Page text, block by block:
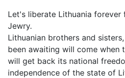
Let's liberate Lithuania
Jewry.
Lithuanian brothers and
been awaiting will come when
will get back its national
independence of the state of